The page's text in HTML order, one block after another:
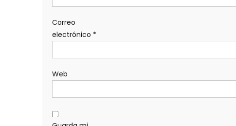
Correo
electrónico *
Web